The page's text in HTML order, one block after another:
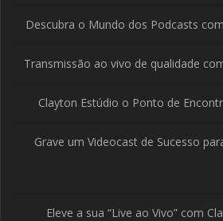
Descubra o Mundo dos Podcasts
Transmissão ao vivo de qualidade
Clayton Estúdio o Ponto de
Grave um Videocast de Sucesso
Eleve a sua “Live ao Vivo” com